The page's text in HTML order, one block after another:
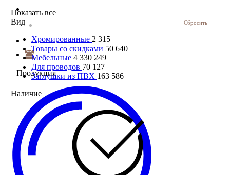
Продукция
Показать все
Вид
Сбросить
Хромированные 2 315
Товары со скидками 50 640
Мебельные 4 330 249
Для проводов 70 127
Заглушки из ПВХ 163 586
Наличие